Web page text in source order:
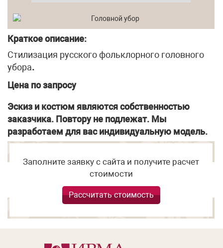
Краткое описание:
Стилизация русского фольклорного головного
убора.
Цена по запросу
Эскиз и костюм являются собственностью
заказчика. Повтору не подлежат. Мы
разработаем для вас индивидуальную модель.
Заполните заявку с сайта и получите расчет
стоимости
Рассчитать стоимость